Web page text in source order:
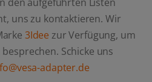
uns zu kontaktieren. Wir
3Idee zur Verfügung, um
Schicke uns
adapter.de